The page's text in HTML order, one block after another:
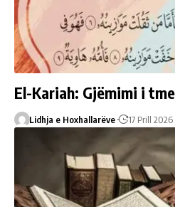
El-Kariah: Gjëmimi i
Lidhja e Hoxhallarëve 17 Prill 2026